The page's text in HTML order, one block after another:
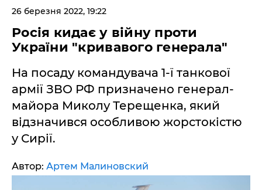
26 березня 2022, 19:22
Росія кидає у війну проти
України "кривавого генерала"
На посаду командувача 1-ї танкової
армії ЗВО РФ призначено генерал-
майора Миколу Терещенка, який
відзначився особливою жорстокістю
у Сирії.
Автор: Артем Малиновский